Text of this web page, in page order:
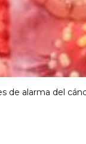
de alarma del